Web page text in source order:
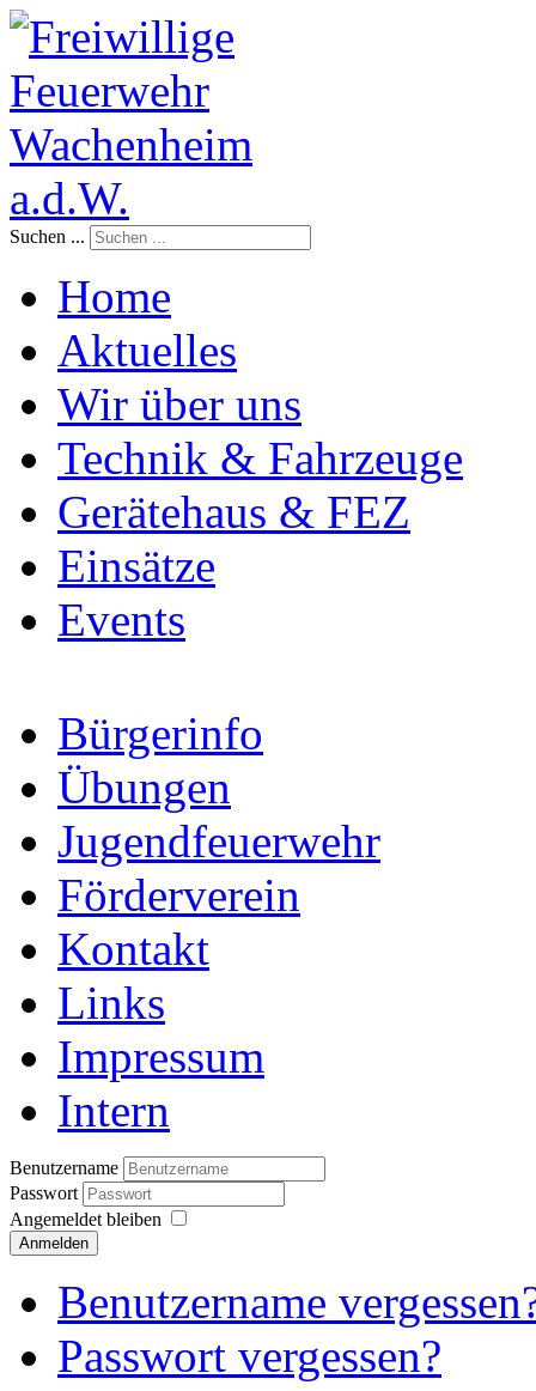
Suchen ...
Home
Aktuelles
Wir über uns
Technik & Fahrzeuge
Gerätehaus & FEZ
Einsätze
Events
Bürgerinfo
Übungen
Jugendfeuerwehr
Förderverein
Kontakt
Links
Impressum
Intern
Benutzername
Passwort
Angemeldet bleiben
Anmelden
Benutzername
Passwort vergessen?